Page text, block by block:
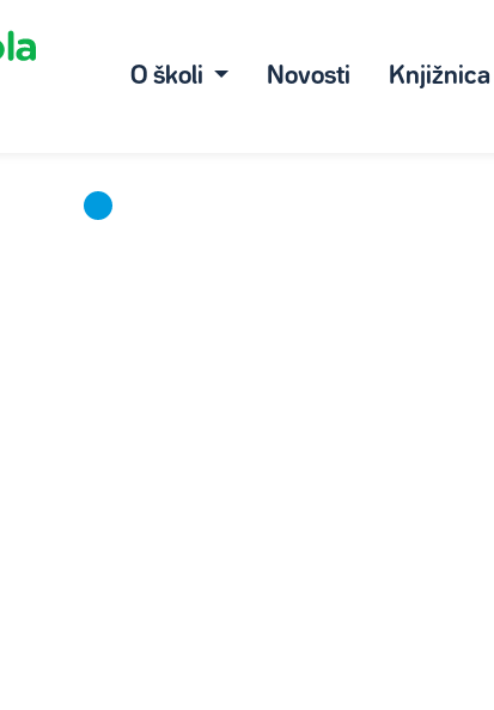
O školi Novosti Knjižnica